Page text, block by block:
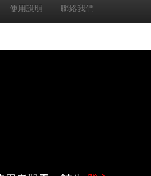
使用說明 聯絡我們